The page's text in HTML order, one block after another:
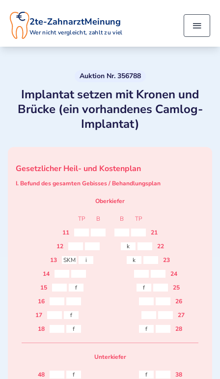
2te-ZahnarztMeinung
Wer nicht vergleicht, zahlt zu viel
Auktion Nr. 356788
Implantat setzen mit Kronen und
Brücke (ein vorhandenes Camlog-
Implantat)
Gesetzlicher Heil- und Kostenplan
I. Befund des gesamten Gebisses / Behandlungsplan
Oberkiefer
TP B B
TP
11
21
12
k
22
13
SKM i k
23
14
24
15
f f
25
16
26
17
f
27
18
f f 28
Unterkiefer
48 f f
38